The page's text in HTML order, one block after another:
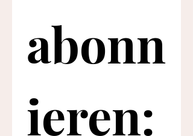
abonn
ieren: